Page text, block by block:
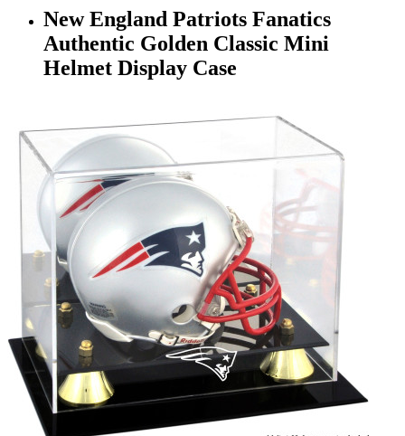
New England Patriots Fanatics
Authentic Golden Classic Mini
Helmet Display Case